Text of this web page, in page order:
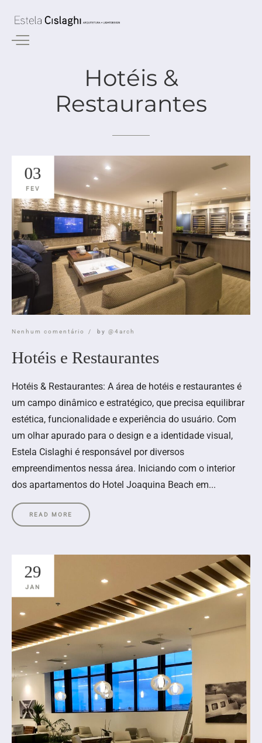
Hotéis &
Restaurantes
03
FEV
Nenhum comentário by @4arch
Hotéis e Restaurantes
Hotéis & Restaurantes: A área de hotéis e restaurantes é
um campo dinâmico e estratégico, que precisa equilibrar
estética, funcionalidade e experiência do usuário. Com
um olhar apurado para o design e a identidade visual,
Estela Cislaghi é responsável por diversos
empreendimentos nessa área. Iniciando com o interior
dos apartamentos do Hotel Joaquina Beach em...
READ MORE
29
JAN